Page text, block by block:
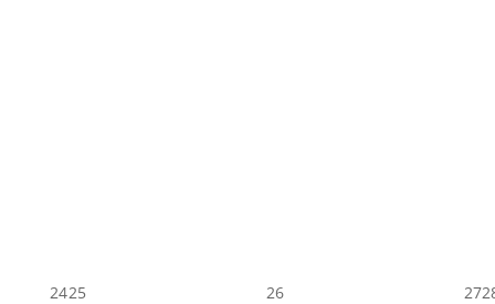
2425 26 27